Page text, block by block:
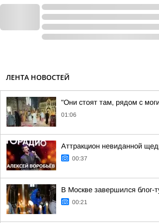
ЛЕНТА НОВОСТЕЙ
"Они стоят там, рядом с
01:06
Аттракцион невиданной
00:37
В Москве завершился
00:21